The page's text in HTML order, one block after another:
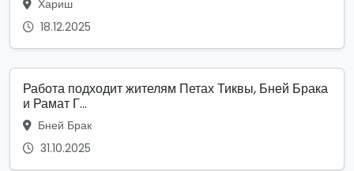
Хариш
18.12.2025
Работа подходит жителям Петах Тиквы, Бней Брака
и Рамат Г...
Бней Брак
31.10.2025